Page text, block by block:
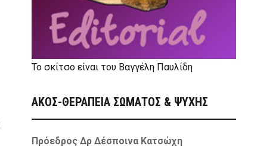
Το σκίτσο είναι του Βαγγέλη Παυλίδη
ΑΚΟΣ-ΘΕΡΑΠΕΙΑ ΣΩΜΑΤΟΣ & ΨΥΧΗΣ
Πρόεδρος Δρ Δέσποινα Κατσώχη